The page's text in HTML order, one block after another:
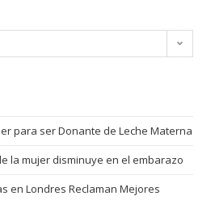
para ser Donante de Leche Materna
la mujer disminuye en el embarazo
en Londres Reclaman Mejores